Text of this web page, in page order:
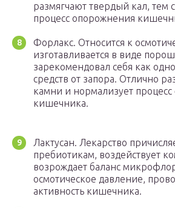
размягчают твердый кал, тем
процесс опорожнения
Форлакс. Относится к
изготавливается в виде
зарекомендовал себя как
средств от запора. Отлично
камни и нормализует
кишечника.
Лактусан. Лекарство
пребиотикам, воздействует
возрождает баланс
осмотическое давление,
активность кишечника.